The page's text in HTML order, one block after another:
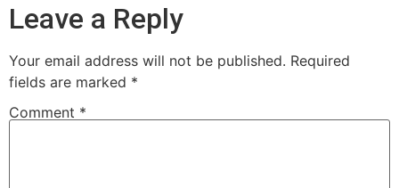
Leave a Reply
Your email address will not be published. Required
fields are marked *
Comment *